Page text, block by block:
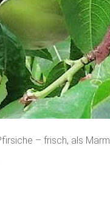
– frisch, als